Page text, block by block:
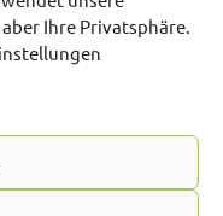
Ihre Privatsphäre.